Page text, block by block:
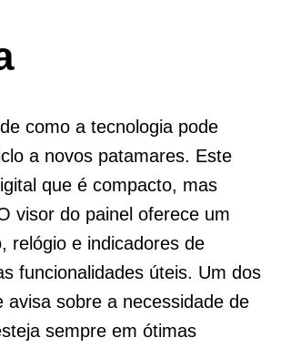
como a tecnologia pode
a novos patamares. Este
que é compacto, mas
visor do painel oferece um
relógio e indicadores de
funcionalidades úteis. Um dos
sobre a necessidade de
sempre em ótimas